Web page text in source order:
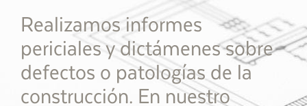
Realizamos informes
periciales y dictámenes sobre
defectos o patologías de la
construcción. En nuestro